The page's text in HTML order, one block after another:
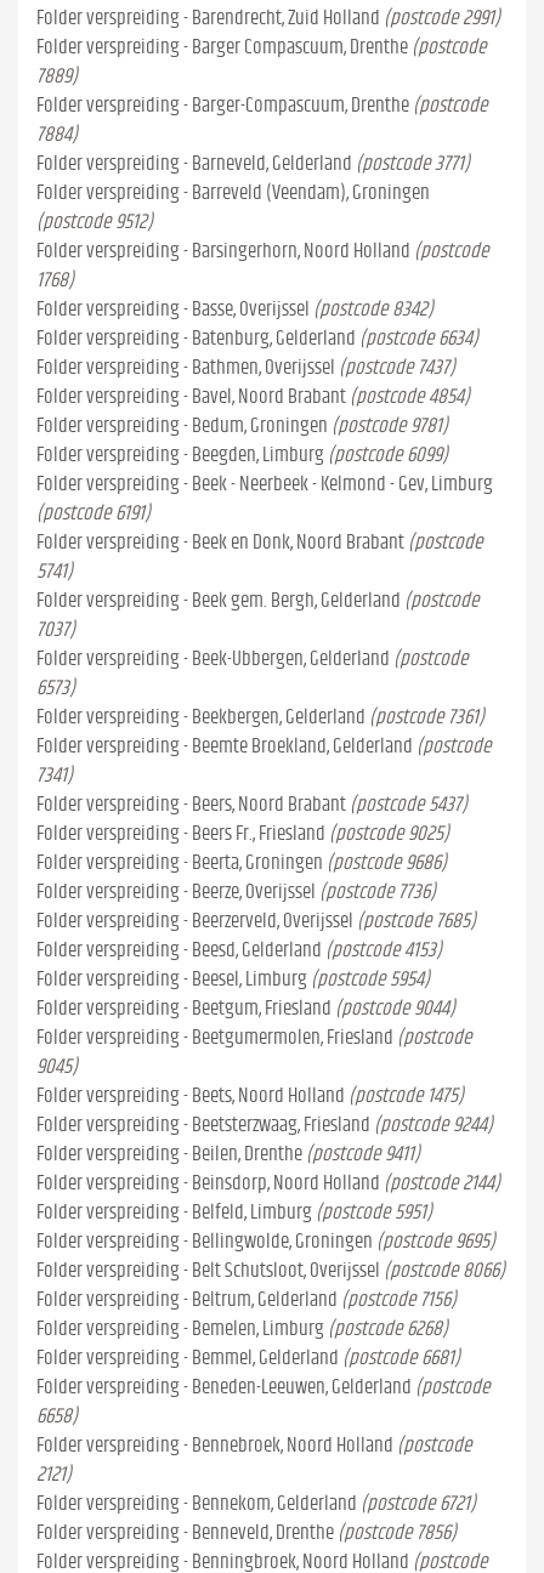
Folder verspreiding - Barendrecht, Zuid Holland (postcode 2991)
Folder verspreiding - Barger Compascuum, Drenthe (postcode
7889)
Folder verspreiding - Barger-Compascuum, Drenthe (postcode
7884)
Folder verspreiding - Barneveld, Gelderland (postcode 3771)
Folder verspreiding - Barreveld (Veendam), Groningen
(postcode 9512)
Folder verspreiding - Barsingerhorn, Noord Holland (postcode
1768)
Folder verspreiding - Basse, Overijssel (postcode 8342)
Folder verspreiding - Batenburg, Gelderland (postcode 6634)
Folder verspreiding - Bathmen, Overijssel (postcode 7437)
Folder verspreiding - Bavel, Noord Brabant (postcode 4854)
Folder verspreiding - Bedum, Groningen (postcode 9781)
Folder verspreiding - Beegden, Limburg (postcode 6099)
Folder verspreiding - Beek - Neerbeek - Kelmond - Gev, Limburg
(postcode 6191)
Folder verspreiding - Beek en Donk, Noord Brabant (postcode
5741)
Folder verspreiding - Beek gem. Bergh, Gelderland (postcode
7037)
Folder verspreiding - Beek-Ubbergen, Gelderland (postcode
6573)
Folder verspreiding - Beekbergen, Gelderland (postcode 7361)
Folder verspreiding - Beemte Broekland, Gelderland (postcode
7341)
Folder verspreiding - Beers, Noord Brabant (postcode 5437)
Folder verspreiding - Beers Fr., Friesland (postcode 9025)
Folder verspreiding - Beerta, Groningen (postcode 9686)
Folder verspreiding - Beerze, Overijssel (postcode 7736)
Folder verspreiding - Beerzerveld, Overijssel (postcode 7685)
Folder verspreiding - Beesd, Gelderland (postcode 4153)
Folder verspreiding - Beesel, Limburg (postcode 5954)
Folder verspreiding - Beetgum, Friesland (postcode 9044)
Folder verspreiding - Beetgumermolen, Friesland (postcode
9045)
Folder verspreiding - Beets, Noord Holland (postcode 1475)
Folder verspreiding - Beetsterzwaag, Friesland (postcode 9244)
Folder verspreiding - Beilen, Drenthe (postcode 9411)
Folder verspreiding - Beinsdorp, Noord Holland (postcode 2144)
Folder verspreiding - Belfeld, Limburg (postcode 5951)
Folder verspreiding - Bellingwolde, Groningen (postcode 9695)
Folder verspreiding - Belt Schutsloot, Overijssel (postcode 8066)
Folder verspreiding - Beltrum, Gelderland (postcode 7156)
Folder verspreiding - Bemelen, Limburg (postcode 6268)
Folder verspreiding - Bemmel, Gelderland (postcode 6681)
Folder verspreiding - Beneden-Leeuwen, Gelderland (postcode
6658)
Folder verspreiding - Bennebroek, Noord Holland (postcode
2121)
Folder verspreiding - Bennekom, Gelderland (postcode 6721)
Folder verspreiding - Benneveld, Drenthe (postcode 7856)
Folder verspreiding - Benningbroek, Noord Holland (postcode